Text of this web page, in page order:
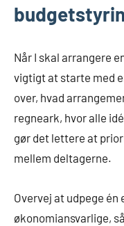
Når I skal arrangere
vigtigt at starte med
over, hvad
regneark, hvor alle
gør det lettere at
mellem deltagerne.
Overvej at udpege én
økonomiansvarlige,